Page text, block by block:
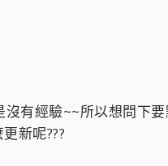
有經驗~~所以想問下
新呢???